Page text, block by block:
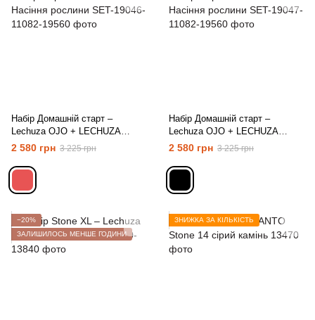
Набір Домашній старт –
Lechuza OJO + LECHUZA
сепаратор + Lechuza PON +
Насіння рослини
2 580 грн 3 225 грн
Набір Домашній старт –
Lechuza OJO + LECHUZA
сепаратор + Lechuza PON +
Насіння рослини
2 580 грн 3 225 грн
−20%
ЗАЛИШИЛОСЬ МЕНШЕ ГОДИНИ
ЗНИЖКА ЗА КІЛЬКІСТЬ